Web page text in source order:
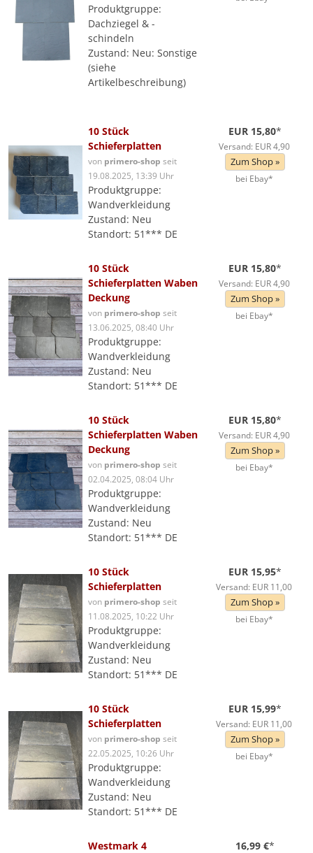
Produktgruppe:
Dachziegel & -
schindeln
Zustand: Neu: Sonstige
(siehe
Artikelbeschreibung)
10 Stück
Schieferplatten
von primero-shop seit
19.08.2025, 13:39 Uhr
Produktgruppe:
Wandverkleidung
Zustand: Neu
Standort: 51*** DE
EUR 15,80*
Versand: EUR 4,90
Zum Shop »
bei Ebay*
10 Stück
Schieferplatten Waben
Deckung
von primero-shop seit
13.06.2025, 08:40 Uhr
Produktgruppe:
Wandverkleidung
Zustand: Neu
Standort: 51*** DE
EUR 15,80*
Versand: EUR 4,90
Zum Shop »
bei Ebay*
10 Stück
Schieferplatten Waben
Deckung
von primero-shop seit
02.04.2025, 08:04 Uhr
Produktgruppe:
Wandverkleidung
Zustand: Neu
Standort: 51*** DE
EUR 15,80*
Versand: EUR 4,90
Zum Shop »
bei Ebay*
10 Stück
Schieferplatten
von primero-shop seit
11.08.2025, 10:22 Uhr
Produktgruppe:
Wandverkleidung
Zustand: Neu
Standort: 51*** DE
EUR 15,95*
Versand: EUR 11,00
Zum Shop »
bei Ebay*
10 Stück
Schieferplatten
von primero-shop seit
22.05.2025, 10:26 Uhr
Produktgruppe:
Wandverkleidung
Zustand: Neu
Standort: 51*** DE
EUR 15,99*
Versand: EUR 11,00
Zum Shop »
bei Ebay*
Westmark 4
16,99 €*